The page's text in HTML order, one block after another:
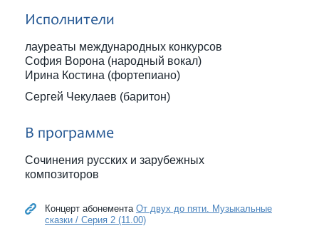
Исполнители
лауреаты международных конкурсов
София Ворона (народный вокал)
Ирина Костина (фортепиано)
Сергей Чекулаев (баритон)
В программе
Сочинения русских и зарубежных
композиторов
Концерт абонемента От двух до пяти. Музыкальные
сказки / Серия 2 (11.00)